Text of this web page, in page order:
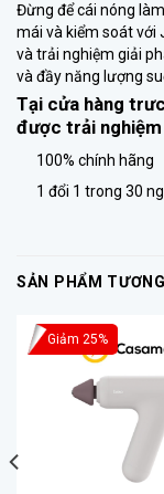
Đừng để cái nóng
mái và kiểm soát với
và trải nghiệm giải
và đầy năng lượng
Tại cửa hàng
được trải
100% chính hãng
1 đổi 1 trong 30
SẢN PHẨM
Giảm 25%